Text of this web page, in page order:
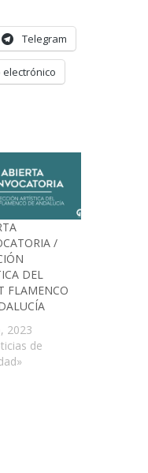
Telegram
electrónico
/
DEL
FLAMENCO
2023
de